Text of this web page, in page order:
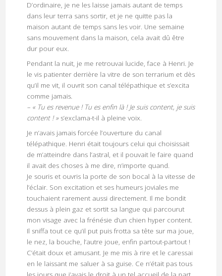
D’ordinaire, je ne les laisse jamais autant de temps
dans leur terra sans sortir, et je ne quitte pas la
maison autant de temps sans les voir. Une semaine
sans mouvement dans la maison, cela avait dû être
dur pour eux.
Pendant la nuit, je me retrouvai lucide, face à Henri. Je
le vis patienter derrière la vitre de son terrarium et dès
qu’il me vit, il ouvrit son canal télépathique et s’excita
comme jamais.
– « Tu es revenue ! Tu es enfin là ! Je suis content, je suis
content ! » s’exclama-t-il à pleine voix.
Je n’avais jamais forcée l’ouverture du canal
télépathique. Henri était toujours celui qui choisissait
de m’atteindre dans l’astral, et il pouvait le faire quand
il avait des choses à me dire, n’importe quand.
Je souris et ouvris la porte de son bocal à la vitesse de
l’éclair. Son excitation et ses humeurs joviales me
touchaient rarement aussi directement. Il me bondit
dessus à plein gaz et sortit sa langue qui parcourut
mon visage avec la frénésie d’un chien hyper content.
Il sniffa tout ce qu’il put puis frotta sa tête sur ma joue,
le nez, la bouche, l’autre joue, enfin partout-partout !
C’était doux et amusant. Je me mis à rire et le caressai
en le laissant me saluer à sa guise. Ce n’était pas tous